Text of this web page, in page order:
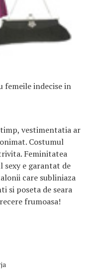
femeile indecise in
vestimentatia ar
Costumul
Feminitatea
sexy e garantat de
care subliniaza
si poseta de seara
frumoasa!